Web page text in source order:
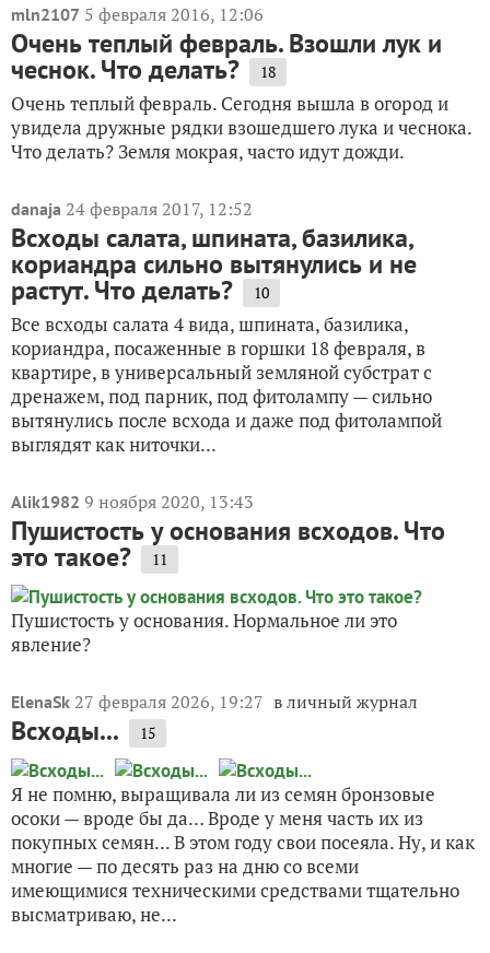
mln2107 5 февраля 2016, 12:06
Очень теплый февраль. Взошли лук и
чеснок. Что делать? 18
Очень теплый февраль. Сегодня вышла в огород и
увидела дружные рядки взошедшего лука и чеснока.
Что делать? Земля мокрая, часто идут дожди.
danaja 24 февраля 2017, 12:52
Всходы салата, шпината, базилика,
кориандра сильно вытянулись и не
растут. Что делать? 10
Все всходы салата 4 вида, шпината, базилика,
кориандра, посаженные в горшки 18 февраля, в
квартире, в универсальный земляной субстрат с
дренажем, под парник, под фитолампу — сильно
вытянулись после всхода и даже под фитолампой
выглядят как ниточки...
Alik1982 9 ноября 2020, 13:43
Пушистость у основания всходов. Что
это такое? 11
Пушистость у основания. Нормальное ли это
явление?
ElenaSk 27 февраля 2026, 19:27 в личный журнал
Всходы... 15
Я не помню, выращивала ли из семян бронзовые
осоки — вроде бы да… Вроде у меня часть их из
покупных семян... В этом году свои посеяла. Ну, и как
многие — по десять раз на дню со всеми
имеющимися техническими средствами тщательно
высматриваю, не...